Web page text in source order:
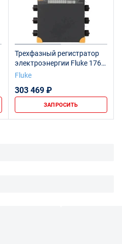
Трехфазный регистратор
электроэнергии Fluke 1760
Basic
Fluke
303 469 ₽
ЗАПРОСИТЬ